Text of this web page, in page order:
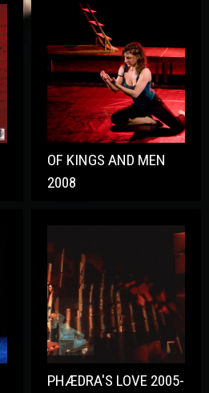
OF KINGS AND MEN
2008
PHÆDRA'S LOVE 2005-